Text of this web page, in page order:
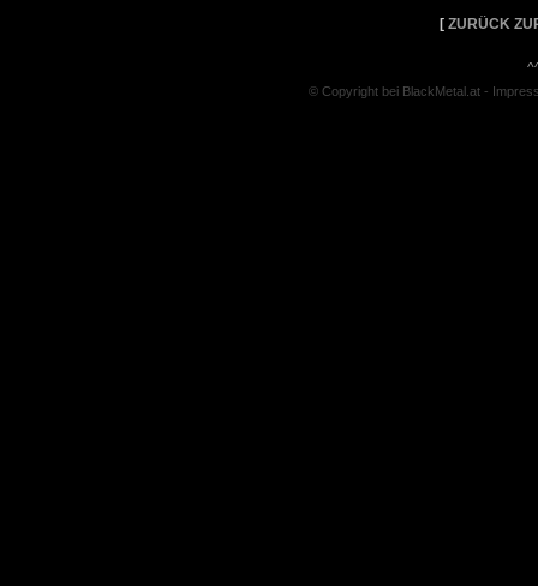
[ ZURÜCK
© Copyright bei BlackMetal.at -